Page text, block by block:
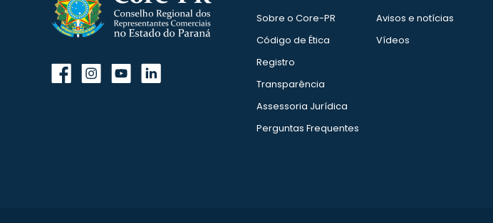
Sobre o Core-PR
Código de Ética
Registro
Transparência
Assessoria Jurídica
Perguntas Frequentes
Avisos e notícias
Vídeos